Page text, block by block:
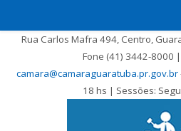
Rua Carlos Mafra 494, Centro,
Fone (41) 3442-8000
camara@camaraguaratuba.pr.gov.br
18 hs | Sessões: